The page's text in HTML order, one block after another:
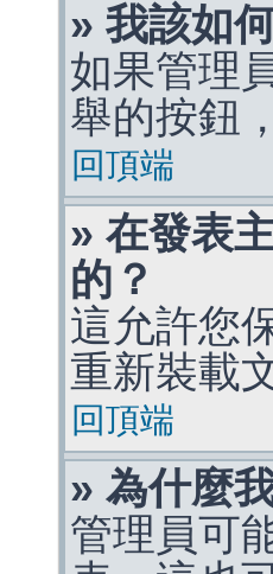
» 我該如
如果管理
舉的按鈕
回頂端
» 在發表
的？
這允許您
重新裝載
回頂端
» 為什麼
管理員可